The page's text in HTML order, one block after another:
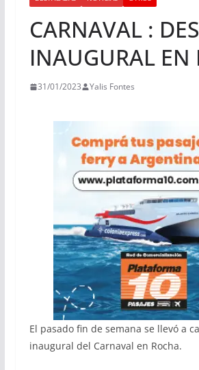
CARNAVAL :
INAUGURAL EN
31/01/2023 Yalis Fontes
El pasado fin de semana se llevó a
inaugural del Carnaval en Rocha.